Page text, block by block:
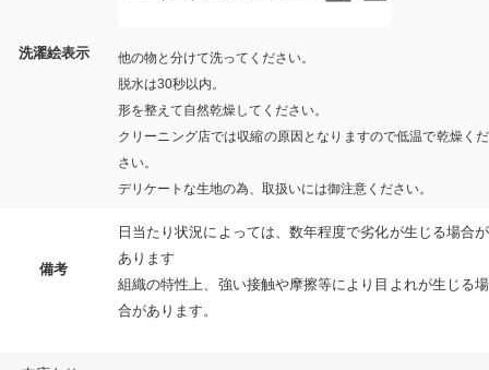
洗濯絵表示
他の物と分けて洗ってください。
脱水は30秒以内。
形を整えて自然乾燥してください。
クリーニング店では収縮の原因となりますので低温で乾燥くだ
さい。
デリケートな生地の為、取扱いには御注意ください。
備考
日当たり状況によっては、数年程度で劣化が生じる場合が
あります
組織の特性上、強い接触や摩擦等により目よれが生じる場
合があります。